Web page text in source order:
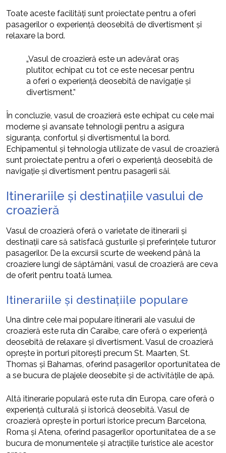
Toate aceste facilități sunt proiectate pentru a oferi
pasagerilor o experiență deosebită de divertisment și
relaxare la bord.
„Vasul de croazieră este un adevărat oraș
plutitor, echipat cu tot ce este necesar pentru
a oferi o experiență deosebită de navigație și
divertisment.”
În concluzie, vasul de croazieră este echipat cu cele mai
moderne și avansate tehnologii pentru a asigura
siguranța, confortul și divertismentul la bord.
Echipamentul și tehnologia utilizate de vasul de croazieră
sunt proiectate pentru a oferi o experiență deosebită de
navigație și divertisment pentru pasagerii săi.
Itinerariile și destinațiile vasului de
croazieră
Vasul de croazieră oferă o varietate de itinerarii și
destinații care să satisfacă gusturile și preferințele tuturor
pasagerilor. De la excursii scurte de weekend până la
croaziere lungi de săptămâni, vasul de croazieră are ceva
de oferit pentru toată lumea.
Itinerariile și destinațiile populare
Una dintre cele mai populare itinerarii ale vasului de
croazieră este ruta din Caraibe, care oferă o experiență
deosebită de relaxare și divertisment. Vasul de croazieră
oprește în porturi pitorești precum St. Maarten, St.
Thomas și Bahamas, oferind pasagerilor oportunitatea de
a se bucura de plajele deosebite și de activitățile de apă.
Altă itinerarie populară este ruta din Europa, care oferă o
experiență culturală și istorică deosebită. Vasul de
croazieră oprește în porturi istorice precum Barcelona,
Roma și Atena, oferind pasagerilor oportunitatea de a se
bucura de monumentele și atracțiile turistice ale acestor